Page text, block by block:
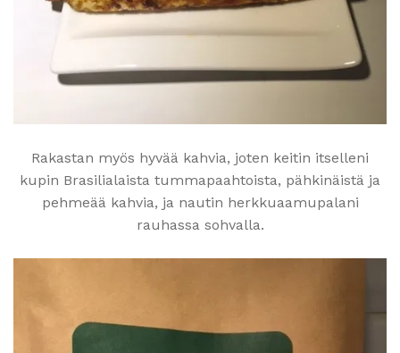
Rakastan myös hyvää kahvia, joten keitin itselleni
kupin Brasilialaista tummapaahtoista, pähkinäistä ja
pehmeää kahvia, ja nautin herkkuaamupalani
rauhassa sohvalla.